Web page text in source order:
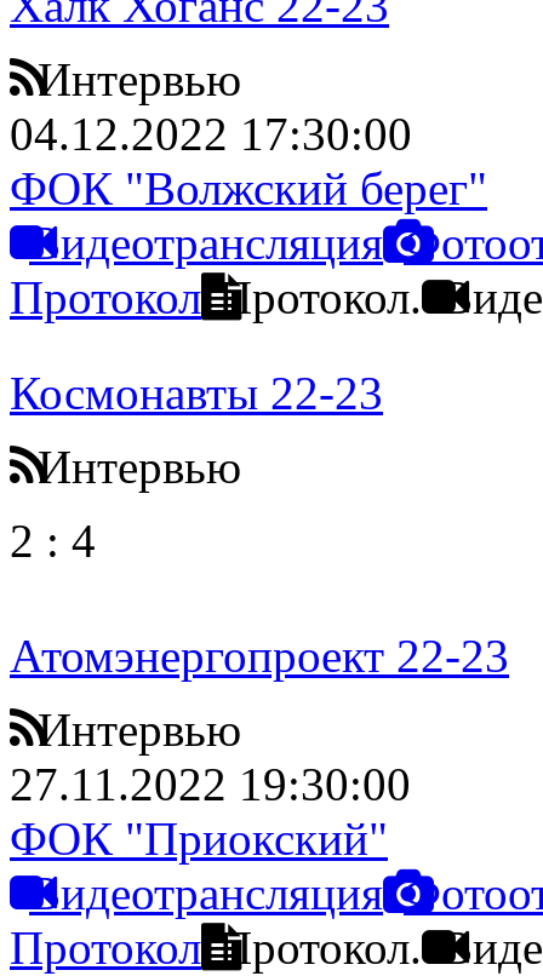
Интервью
04.12.2022 17:30:00
ФОК "Волжский берег"
Видеотрансляция
Протокол Протокол.
Космонавты 22-23
Интервью
2 : 4
Атомэнергопроект 22-23
Интервью
27.11.2022 19:30:00
ФОК "Приокский"
Видеотрансляция
Протокол Протокол.